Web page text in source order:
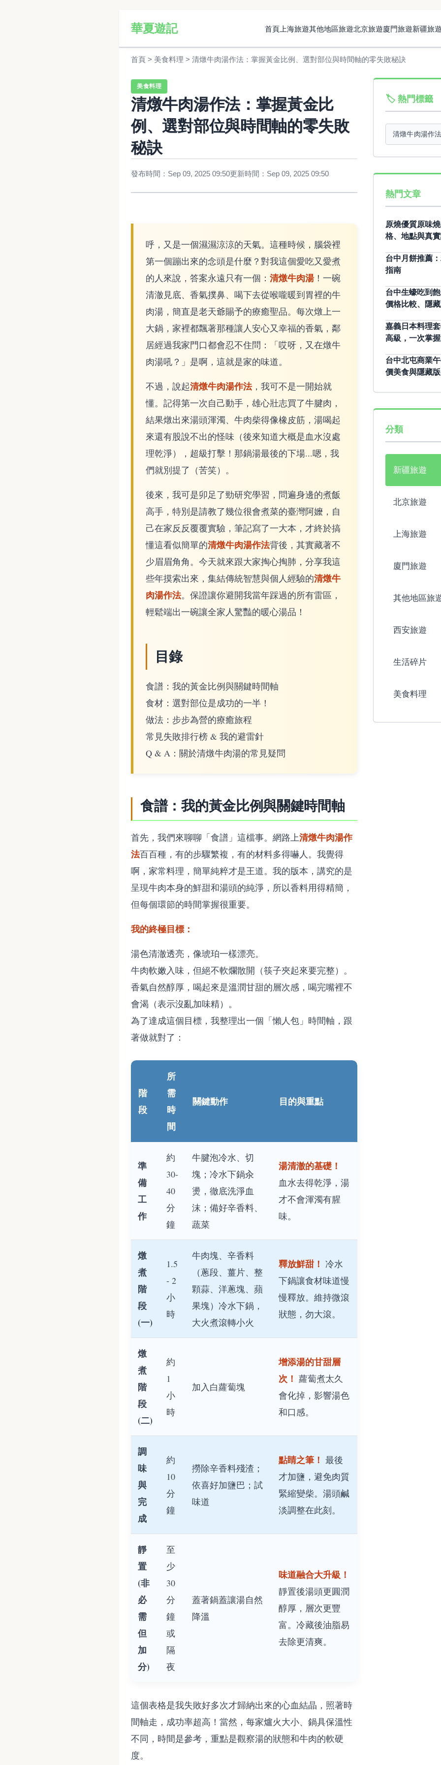
華夏遊記 首頁 上海旅遊其他地區旅遊北京旅遊廈門旅遊新疆旅遊
首頁 > 美食料理 > 清燉牛肉湯作法：掌握黃金比例、選對部位與時間軸的零失敗秘訣
美食料理
清燉牛肉湯作法：掌握黃金比
例、選對部位與時間軸的零失敗
秘訣
發布時間：Sep 09, 2025 09:50更新時間：Sep 09, 2025 09:50
呼，又是一個濕濕涼涼的天氣。這種時候，腦袋裡
第一個蹦出來的念頭是什麼？對我這個愛吃又愛煮
的人來說，答案永遠只有一個： 清燉牛肉湯！一碗
清澈見底、香氣撲鼻、喝下去從喉嚨暖到胃裡的牛
肉湯，簡直是老天爺賜予的療癒聖品。每次燉上一
大鍋，家裡都飄著那種讓人安心又幸福的香氣，鄰
居經過我家門口都會忍不住問：「哎呀，又在燉牛
肉湯吼？」是啊，這就是家的味道。
不過，說起清燉牛肉湯作法，我可不是一開始就
懂。記得第一次自己動手，雄心壯志買了牛腱肉，
結果燉出來湯頭渾濁、牛肉柴得像橡皮筋，湯喝起
來還有股說不出的怪味（後來知道大概是血水沒處
理乾淨），超級打擊！那鍋湯最後的下場...嗯，我
們就別提了（苦笑）。
後來，我可是卯足了勁研究學習，問遍身邊的煮飯
高手，特別是請教了幾位很會煮菜的臺灣阿嬤，自
己在家反反覆覆實驗，筆記寫了一大本，才終於搞
懂這看似簡單的清燉牛肉湯作法背後，其實藏著不
少眉眉角角。今天就來跟大家掏心掏肺，分享我這
些年摸索出來，集結傳統智慧與個人經驗的清燉牛
肉湯作法。保證讓你避開我當年踩過的所有雷區，
輕鬆端出一碗讓全家人驚豔的暖心湯品！
目錄
食譜：我的黃金比例與關鍵時間軸
食材：選對部位是成功的一半！
做法：步步為營的療癒旅程
常見失敗排行榜 & 我的避雷針
Q & A：關於清燉牛肉湯的常見疑問
食譜：我的黃金比例與關鍵時間軸
首先，我們來聊聊「食譜」這檔事。網路上清燉牛肉湯作
法百百種，有的步驟繁複，有的材料多得嚇人。我覺得
啊，家常料理，簡單純粹才是王道。我的版本，講究的是
呈現牛肉本身的鮮甜和湯頭的純淨，所以香料用得精簡，
但每個環節的時間掌握很重要。
我的終極目標：
湯色清澈透亮，像琥珀一樣漂亮。
牛肉軟嫩入味，但絕不軟爛散開（筷子夾起來要完整）。
香氣自然醇厚，喝起來是溫潤甘甜的層次感，喝完嘴裡不
會渴（表示沒亂加味精）。
為了達成這個目標，我整理出一個「懶人包」時間軸，跟
著做就對了：
階
段
所
需
時
間
關鍵動作 目的與重點
準
備
工
作
約
30-
40
分
鐘
牛腱泡冷水、切
塊；冷水下鍋汆
燙，徹底洗淨血
沫；備好辛香料、
蔬菜
湯清澈的基礎！
血水去得乾淨，湯
才不會渾濁有腥
味。
燉
煮
階
段
(一)
1.5
- 2
小
時
牛肉塊、辛香料
（蔥段、薑片、整
顆蒜、洋蔥塊、蘋
果塊）冷水下鍋，
大火煮滾轉小火
釋放鮮甜！ 冷水
下鍋讓食材味道慢
慢釋放。維持微滾
狀態，勿大滾。
燉
煮
階
段
(二)
約
1
小
時
加入白蘿蔔塊
增添湯的甘甜層
次！ 蘿蔔煮太久
會化掉，影響湯色
和口感。
調
味
與
完
成
約
10
分
鐘
撈除辛香料殘渣；
依喜好加鹽巴；試
味道
點睛之筆！ 最後
才加鹽，避免肉質
緊縮變柴。湯頭鹹
淡調整在此刻。
靜
置
(非
必
需
但
加
分)
至
少
30
分
鐘
或
隔
夜
蓋著鍋蓋讓湯自然
降溫
味道融合大升級！
靜置後湯頭更圓潤
醇厚，層次更豐
富。冷藏後油脂易
去除更清爽。
這個表格是我失敗好多次才歸納出來的心血結晶，照著時
間軸走，成功率超高！當然，每家爐火大小、鍋具保溫性
不同，時間是參考，重點是觀察湯的狀態和牛肉的軟硬
度。
🏷️ 熱門標籤
清燉牛肉湯作法
熱門文章
原燒優質原味
格、地點與真
台中月餅推薦
指南
台中生蠔吃到
價格比較、隱
嘉義日本料理
高級，一次掌
台中北屯商業
價美食與隱藏
分類
新疆旅遊
北京旅遊
上海旅遊
廈門旅遊
其他地區旅
西安旅遊
生活碎片
美食料理